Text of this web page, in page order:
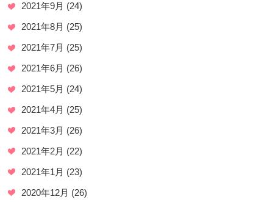
2021年9月 (24)
2021年8月 (25)
2021年7月 (25)
2021年6月 (26)
2021年5月 (24)
2021年4月 (25)
2021年3月 (26)
2021年2月 (22)
2021年1月 (23)
2020年12月 (26)